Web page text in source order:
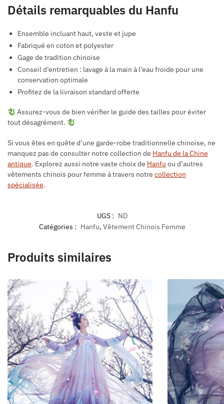
Détails remarquables du Hanfu
Ensemble incluant haut, veste et jupe
Fabriqué en coton et polyester
Gage de tradition chinoise
Conseil d’entretien : lavage à la main à l’eau froide pour une
conservation optimale
Profitez de la livraison standard offerte
Assurez-vous de bien vérifier le guide des tailles pour éviter
tout désagrément.
Si vous êtes en quête d’une garde-robe traditionnelle chinoise, ne
manquez pas de consulter notre collection de Hanfu de la Chine
antique. Explorez aussi notre vaste choix de Hanfu ou d’autres
vêtements chinois pour femme à travers notre collection
spécialisée.
UGS : ND
Catégories : Hanfu, Vêtement Chinois Femme
Produits similaires